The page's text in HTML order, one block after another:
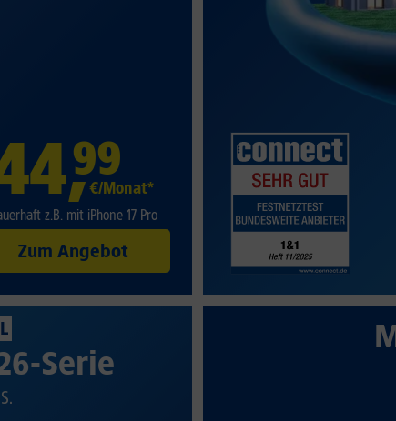
,99
€/Monat*
z.B. mit iPhone 17 Pro
Zum Angebot
Serie